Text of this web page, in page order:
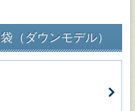
（ダウンモデル）